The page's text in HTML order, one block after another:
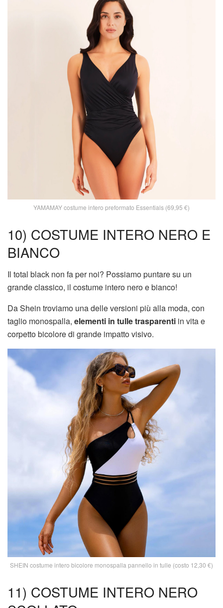
YAMAMAY costume intero preformato Essentials (69,95 €)
10) COSTUME INTERO NERO E
BIANCO
Il total black non fa per noi? Possiamo puntare su un
grande classico, il costume intero nero e bianco!
Da Shein troviamo una delle versioni più alla moda, con
taglio monospalla, elementi in tulle trasparenti in vita e
corpetto bicolore di grande impatto visivo.
SHEIN costume intero bicolore monospalla pannello in tulle (costo 12,30 €)
11) COSTUME INTERO NERO